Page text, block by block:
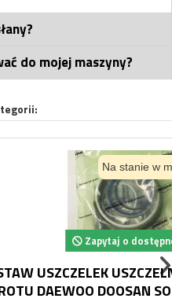
do mojej maszyny?
w magazynie centralnym
SILNIKA
SOLAR 220